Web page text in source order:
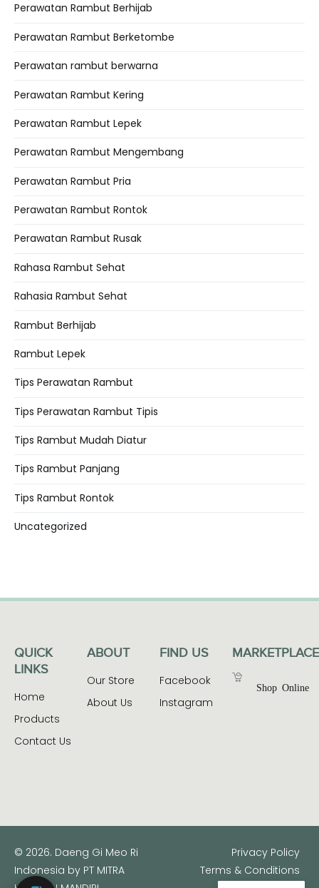
Perawatan Rambut Berhijab
Perawatan Rambut Berketombe
Perawatan rambut berwarna
Perawatan Rambut Kering
Perawatan Rambut Lepek
Perawatan Rambut Mengembang
Perawatan Rambut Pria
Perawatan Rambut Rontok
Perawatan Rambut Rusak
Rahasa Rambut Sehat
Rahasia Rambut Sehat
Rambut Berhijab
Rambut Lepek
Tips Perawatan Rambut
Tips Perawatan Rambut Tipis
Tips Rambut Mudah Diatur
Tips Rambut Panjang
Tips Rambut Rontok
Uncategorized
QUICK
LINKS
Home
Products
Contact Us
ABOUT
Our Store
About Us
FIND US
Facebook
Instagram
MARKETPLACE
Shop Online
© 2026. Daeng Gi Meo Ri
Indonesia by PT MITRA
Privacy Policy
Terms & Conditions